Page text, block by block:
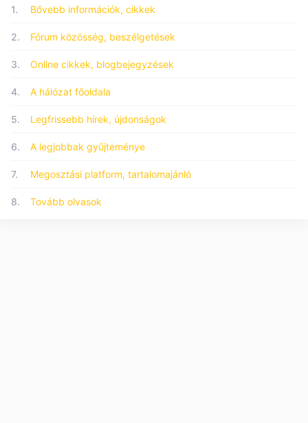
1. Bővebb információk, cikkek
2. Fórum közösség, beszélgetések
3. Online cikkek, blogbejegyzések
4. A hálózat főoldala
5. Legfrissebb hírek, újdonságok
6. A legjobbak gyűjteménye
7. Megosztási platform, tartalomajánló
8. Tovább olvasok